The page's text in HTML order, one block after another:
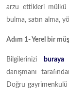
arzu ettikleri mülkü
bulma, satın alma,
Adım 1- Yerel bir
Bilgilerinizi buraya
danışmanı
Doğru